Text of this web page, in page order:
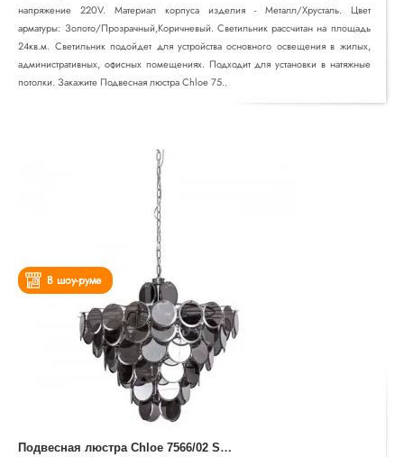
напряжение 220V. Материал корпуса изделия - Металл/Хрусталь. Цвет
арматуры: Золото/Прозрачный,Коричневый. Светильник рассчитан на площадь
24кв.м. Светильник подойдет для устройства основного освещения в жилых,
административных, офисных помещениях. Подходит для установки в натяжные
потолки. Закажите Подвесная люстра Chloe 75..
В шоу-руме
П
одвесная люстра Chloe 7566/02 SP-18